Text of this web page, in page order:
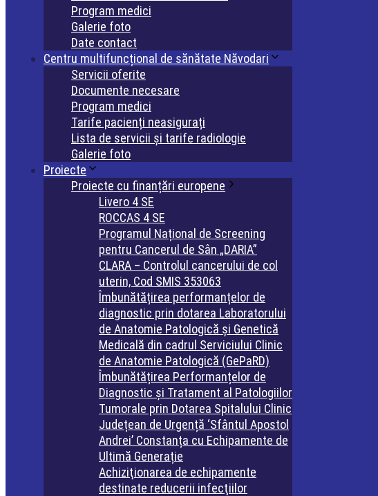
Program medici
Galerie foto
Date contact
Centru multifuncțional de sănătate Năvodari
Servicii oferite
Documente necesare
Program medici
Tarife pacienți neasigurați
Lista de servicii și tarife radiologie
Galerie foto
Proiecte
Proiecte cu finanțări europene
Livero 4 SE
ROCCAS 4 SE
Programul Național de Screening
pentru Cancerul de Sân „DARIA”
CLARA – Controlul cancerului de col
uterin, Cod SMIS 353063
Îmbunătățirea performanțelor de
diagnostic prin dotarea Laboratorului
de Anatomie Patologică și Genetică
Medicală din cadrul Serviciului Clinic
de Anatomie Patologică (GePaRD)
Îmbunătățirea Performanțelor de
Diagnostic și Tratament al Patologiilor
Tumorale prin Dotarea Spitalului Clinic
Județean de Urgență ‘Sfântul Apostol
Andrei’ Constanța cu Echipamente de
Ultimă Generație
Achiziţionarea de echipamente
destinate reducerii infecţiilor